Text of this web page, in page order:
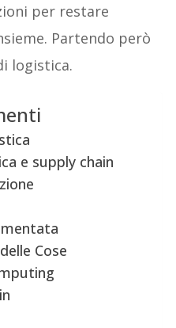
per restare
Partendo però
logistica.
e supply chain
Cose